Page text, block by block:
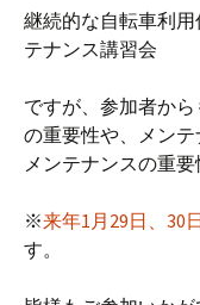
継続的な自転車利
テナンス講習会
ですが、参加者か
の重要性や、メンテ
メンテナンスの重
※来年1月29日、
す。